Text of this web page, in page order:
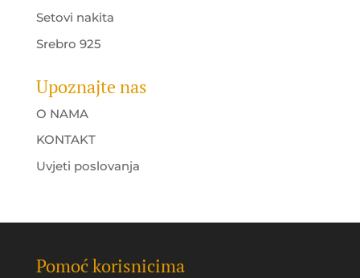
Setovi nakita
Srebro 925
Upoznajte nas
O NAMA
KONTAKT
Uvjeti poslovanja
Pomoć korisnicima